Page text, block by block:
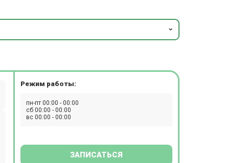
Режим работы:
пн-пт 00:00 - 00:00
сб 00:00 - 00:00
вс 00:00 - 00:00
ЗАПИСАТЬСЯ